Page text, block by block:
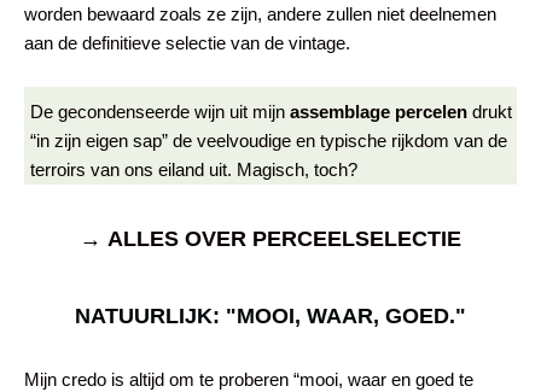
worden bewaard zoals ze zijn, andere zullen niet deelnemen
aan de definitieve selectie van de vintage.
De gecondenseerde wijn uit mijn assemblage percelen drukt
“in zijn eigen sap” de veelvoudige en typische rijkdom van de
terroirs van ons eiland uit. Magisch, toch?
→ ALLES OVER PERCEELSELECTIE
NATUURLIJK: "MOOI, WAAR, GOED."
Mijn credo is altijd om te proberen “mooi, waar en goed te